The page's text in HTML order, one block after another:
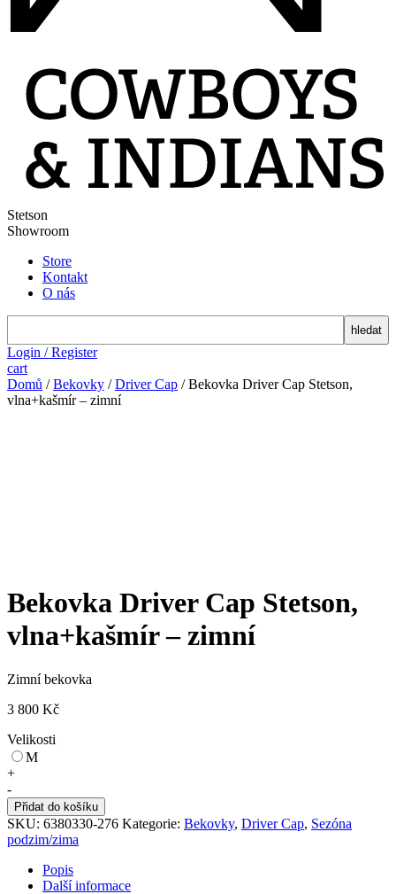
Stetson
Showroom
Store
Kontakt
O nás
Login / Register
cart
Domů /Bekovky /Driver Cap / Bekovka Driver Cap Stetson,
vlna+kašmír – zimní
Bekovka Driver Cap Stetson,
vlna+kašmír – zimní
Zimní bekovka
3 800 Kč
Velikosti
M
Bekovka
Driver
Cap
Stetson,
vlna+kašmír
-
zimní
množství
+
-
Přidat do košíku
SKU: 6380330-276 Kategorie: Bekovky, Driver Cap, Sezóna
podzim/zima
Popis
Další informace